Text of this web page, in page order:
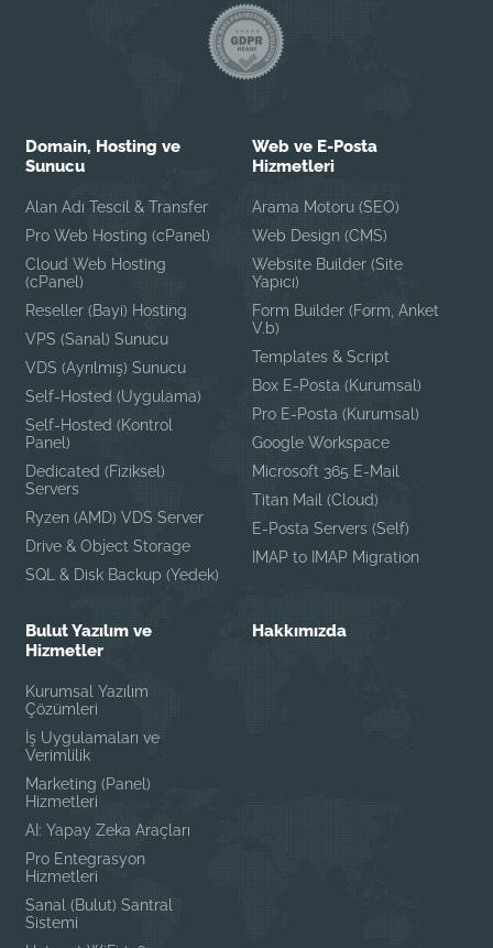
Domain, Hosting ve
Sunucu
Alan Adı Tescil & Transfer
Pro Web Hosting (cPanel)
Cloud Web Hosting
(cPanel)
Reseller (Bayi) Hosting
VPS (Sanal) Sunucu
VDS (Ayrılmış) Sunucu
Self-Hosted (Uygulama)
Self-Hosted (Kontrol
Panel)
Dedicated (Fiziksel)
Servers
Ryzen (AMD) VDS Server
Drive & Object Storage
SQL & Disk Backup (Yedek)
Web ve E-Posta
Hizmetleri
Arama Motoru (SEO)
Web Design (CMS)
Website Builder (Site
Yapıcı)
Form Builder (Form, Anket
V.b)
Templates & Script
Box E-Posta (Kurumsal)
Pro E-Posta (Kurumsal)
Google Workspace
Microsoft 365 E-Mail
Titan Mail (Cloud)
E-Posta Servers (Self)
IMAP to IMAP Migration
Bulut Yazılım ve
Hizmetler
Kurumsal Yazılım
Çözümleri
İş Uygulamaları ve
Verimlilik
Marketing (Panel)
Hizmetleri
AI: Yapay Zeka Araçları
Pro Entegrasyon
Hizmetleri
Sanal (Bulut) Santral
Sistemi
Hakkımızda